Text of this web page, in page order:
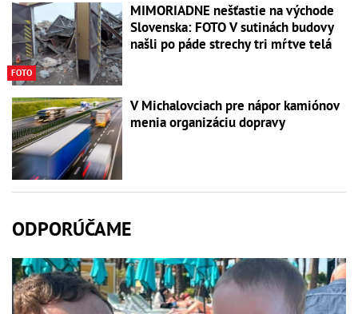
FOTO
MIMORIADNE nešťastie na východe
Slovenska: FOTO V sutinách budovy
našli po páde strechy tri mŕtve telá
V Michalovciach pre nápor kamiónov
menia organizáciu dopravy
ODPORÚČAME